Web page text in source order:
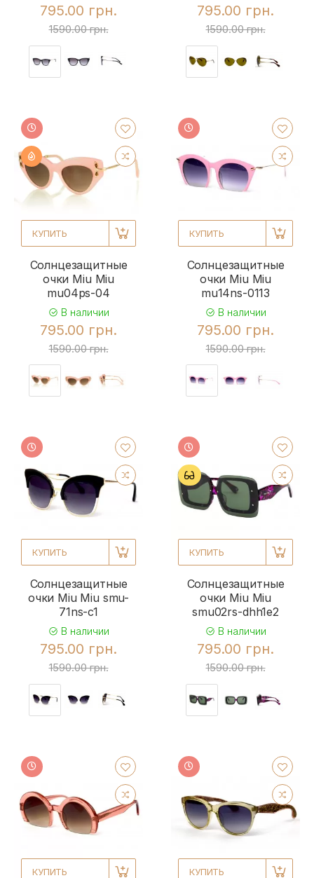
795.00 грн.
1590.00 грн.
795.00 грн.
1590.00 грн.
КУПИТЬ
Солнцезащитные
очки Miu Miu
mu04ps-04
В наличии
795.00 грн.
1590.00 грн.
КУПИТЬ
Солнцезащитные
очки Miu Miu
mu14ns-0113
В наличии
795.00 грн.
1590.00 грн.
КУПИТЬ
Солнцезащитные
очки Miu Miu smu-
71ns-c1
В наличии
795.00 грн.
1590.00 грн.
КУПИТЬ
Солнцезащитные
очки Miu Miu
smu02rs-dhh1e2
В наличии
795.00 грн.
1590.00 грн.
КУПИТЬ КУПИТЬ